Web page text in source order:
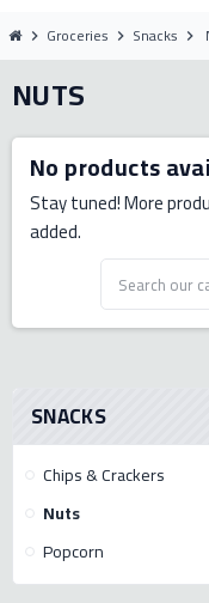
chevron_right Groceries chevron_right Snacks chevron_right
SNACKS
Chips & Crackers
Nuts
Popcorn
NUTS
No products
Stay tuned! More
added.